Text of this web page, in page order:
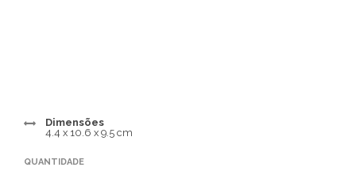
Dimensões
4.4 x 10.6 x 9.5 cm
QUANTIDADE